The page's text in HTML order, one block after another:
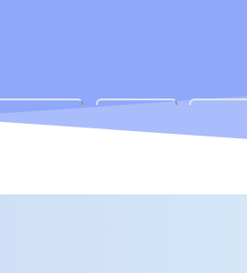
講師紹介
合格実績もこちら